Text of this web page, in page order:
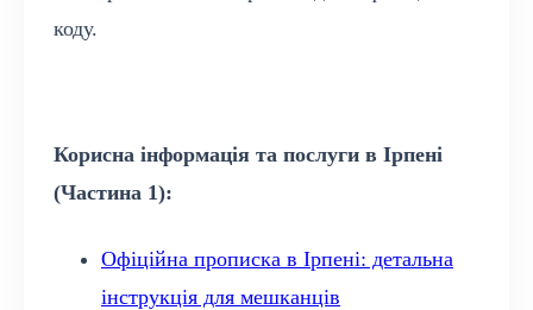
коду.
Корисна інформація та послуги в Ірпені
(Частина 1):
Офіційна прописка в Ірпені: детальна
інструкція для мешканців